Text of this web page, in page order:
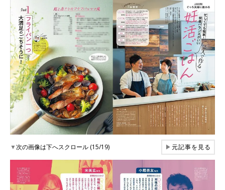
▼次の画像は下へスクロール (15/19) ▶元記事を見る